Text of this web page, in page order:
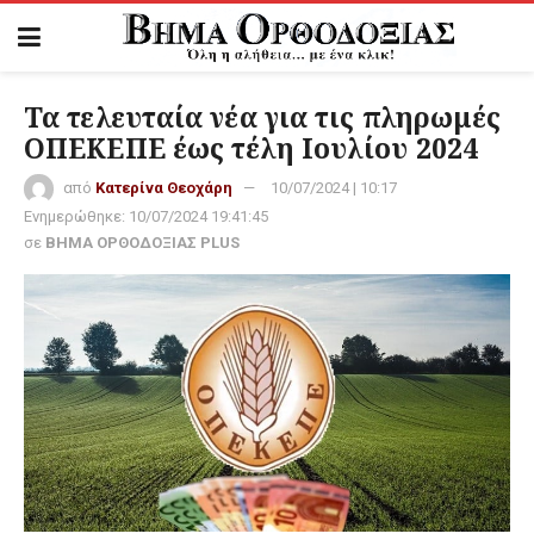
Τα τελευταία νέα για τις πληρωμές
ΟΠΕΚΕΠΕ έως τέλη Ιουλίου 2024
από Κατερίνα Θεοχάρη
10/07/2024 | 10:17
Ενημερώθηκε: 10/07/2024 19:41:45
σε ΒΗΜΑ ΟΡΘΟΔΟΞΙΑΣ PLUS